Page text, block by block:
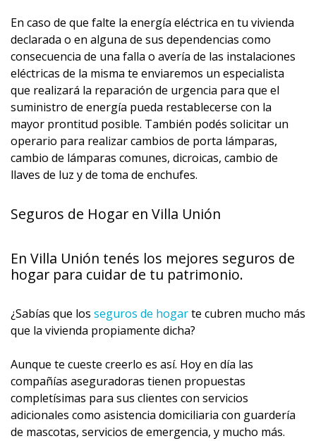
En caso de que falte la energía eléctrica en tu vivienda
declarada o en alguna de sus dependencias como
consecuencia de una falla o avería de las instalaciones
eléctricas de la misma te enviaremos un especialista
que realizará la reparación de urgencia para que el
suministro de energía pueda restablecerse con la
mayor prontitud posible. También podés solicitar un
operario para realizar cambios de porta lámparas,
cambio de lámparas comunes, dicroicas, cambio de
llaves de luz y de toma de enchufes.
Seguros de Hogar en Villa Unión
En Villa Unión tenés los mejores seguros de
hogar para cuidar de tu patrimonio.
¿Sabías que los seguros de hogarte cubren mucho más
que la vivienda propiamente dicha?
Aunque te cueste creerlo es así. Hoy en día las
compañías aseguradoras tienen propuestas
completísimas para sus clientes con servicios
adicionales como asistencia domiciliaria con guardería
de mascotas, servicios de emergencia, y mucho más.